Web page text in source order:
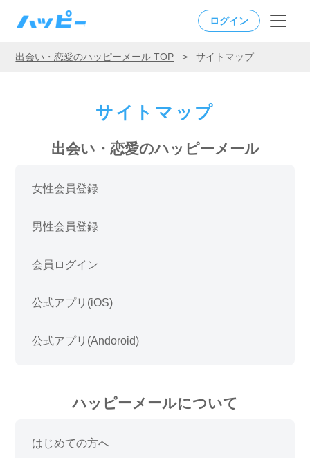
ログイン
出会い・恋愛のハッピーメール TOP > サイトマップ
サイトマップ
出会い・恋愛のハッピーメール
女性会員登録
男性会員登録
会員ログイン
公式アプリ(iOS)
公式アプリ(Andoroid)
ハッピーメールについて
はじめての方へ